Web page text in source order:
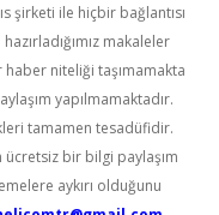
şirketi ile hiçbir bağlantısı
makaleler
niteliği taşımamakta
yapılmamaktadır.
tamamen tesadüfidir.
ücretsiz bir bilgi paylaşım
aykırı olduğunu